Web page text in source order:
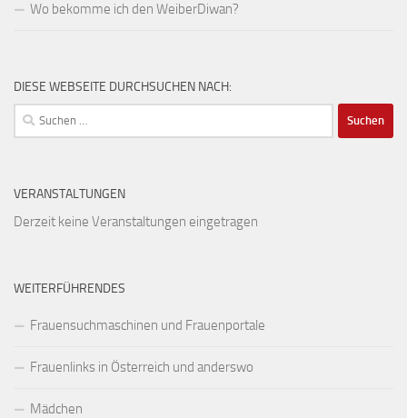
Wo bekomme ich den WeiberDiwan?
DIESE WEBSEITE DURCHSUCHEN NACH:
Suchen
nach:
VERANSTALTUNGEN
Derzeit keine Veranstaltungen eingetragen
WEITERFÜHRENDES
Frauensuchmaschinen und Frauenportale
Frauenlinks in Österreich und anderswo
Mädchen